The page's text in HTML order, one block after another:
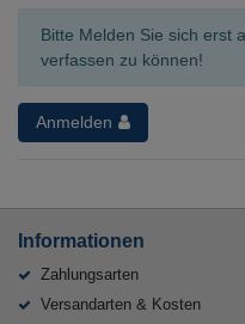
Bitte Melden Sie sich erst
verfassen zu können!
Anmelden
Informationen
Zahlungsarten
Versandarten & Kosten